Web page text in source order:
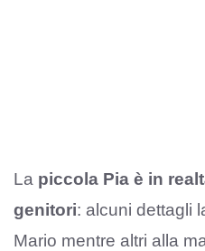
La piccola Pia è in
genitori: alcuni dettagli
Mario mentre altri alla